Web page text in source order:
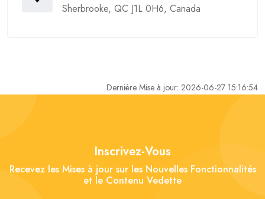
Sherbrooke, QC J1L 0H6, Canada
Dernière Mise à jour: 2026-06-27 15:16:54
Inscrivez-Vous
Recevez les Mises à jour sur les Nouvelles Fonctionnalités
et le Contenu Vedette